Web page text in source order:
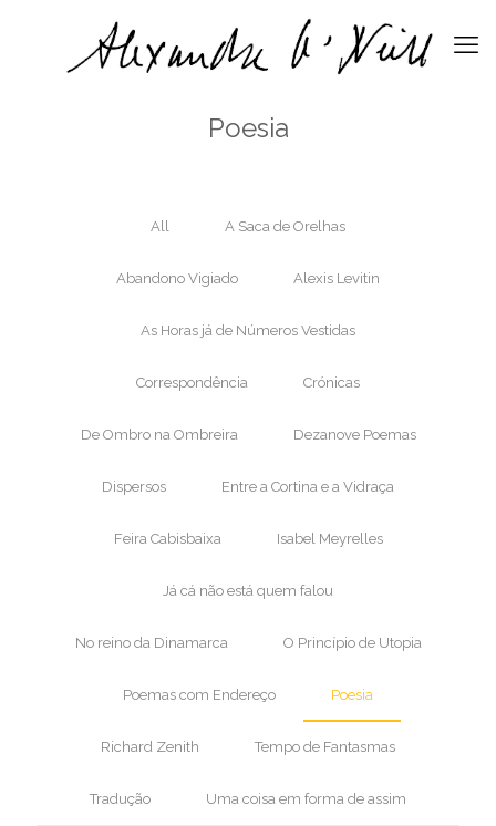
Poesia
All A Saca de Orelhas
Abandono Vigiado Alexis Levitin
As Horas já de Números Vestidas
Correspondência Crónicas
De Ombro na Ombreira Dezanove Poemas
Dispersos Entre a Cortina e a Vidraça
Feira Cabisbaixa Isabel Meyrelles
Já cá não está quem falou
No reino da Dinamarca O Princípio de Utopia
Poemas com Endereço Poesia
Richard Zenith Tempo de Fantasmas
Tradução Uma coisa em forma de assim